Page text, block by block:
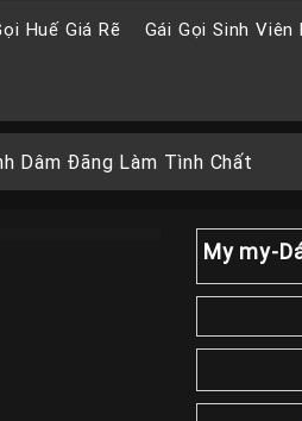
Huế Giá Rẽ Gái Gọi Sinh Viên
Dâm Đãng Làm Tình Chất
My my-